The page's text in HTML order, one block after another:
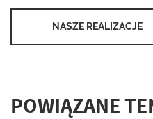
NASZE REALIZACJE
POWIĄZANE